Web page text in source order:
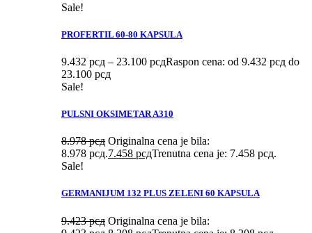
Sale!
PROFERTIL 60-80 KAPSULA
9.432 рсд – 23.100 рсдRaspon cena: od 9.432 рсд do
23.100 рсд
Sale!
PULSNI OKSIMETAR A310
8.978рсд Originalna cena je bila:
8.978 рсд.7.458 рсдTrenutna cena je: 7.458 рсд.
Sale!
GERMANIJUM 132 PLUS ZELENI 60 KAPSULA
9.423рсд Originalna cena je bila: